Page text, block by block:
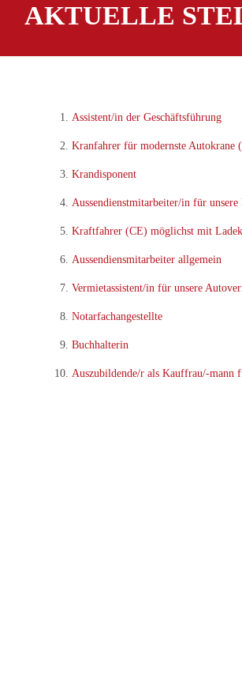
AKTUELLE
Assistent/in der Geschäftsführung
Kranfahrer für modernste Autokrane
Krandisponent
Aussendienstmitarbeiter/in für
Kraftfahrer (CE) möglichst mit
Aussendiensmitarbeiter allgemein
Vermietassistent/in für unsere
Notarfachangestellte
Buchhalterin
Auszubildende/r als Kauffrau/-mann